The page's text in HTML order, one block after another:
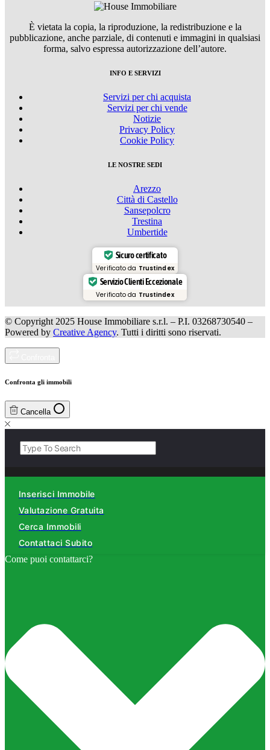
È vietata la copia, la riproduzione, la redistribuzione e la
pubblicazione, anche parziale, di contenuti e immagini in qualsiasi
forma, salvo espressa autorizzazione dell’autore.
INFO E SERVIZI
Servizi per chi acquista
Servizi per chi vende
Notizie
Privacy Policy
Cookie Policy
LE NOSTRE SEDI
Arezzo
Città di Castello
Sansepolcro
Trestina
Umbertide
Sicuro certificato
Verificato da Trustindex
Servizio Clienti Eccezionale
Verificato da Trustindex
© Copyright 2025 House Immobiliare s.r.l. – P.I. 03268730540 –
Powered by Creative Agency. Tutti i diritti sono riservati.
Confronta gli immobili
Cancella
Inserisci Immobile
Valutazione Gratuita
Cerca Immobili
Contattaci Subito
Come puoi contattarci?